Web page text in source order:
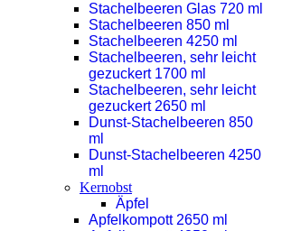
Stachelbeeren Glas 720 ml
Stachelbeeren 850 ml
Stachelbeeren 4250 ml
Stachelbeeren, sehr leicht
gezuckert 1700 ml
Stachelbeeren, sehr leicht
gezuckert 2650 ml
Dunst-Stachelbeeren 850
ml
Dunst-Stachelbeeren 4250
ml
Kernobst
Äpfel
Apfelkompott 2650 ml